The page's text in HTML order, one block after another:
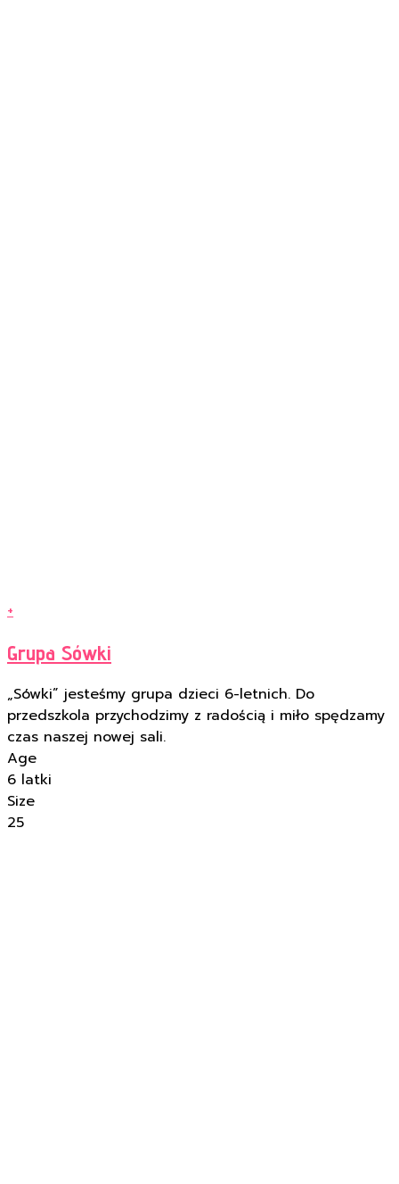
+
Grupa Sówki
„Sówki” jesteśmy grupa dzieci 6-letnich. Do
przedszkola przychodzimy z radością i miło spędzamy
czas naszej nowej sali.
Age
6 latki
Size
25